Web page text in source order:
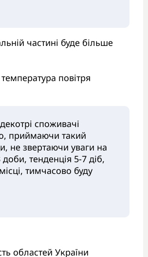
частині буде більше
повітря
споживачі
приймаючи такий
не звертаючи уваги на
тенденція 5-7 діб,
тимчасово буду
областей України